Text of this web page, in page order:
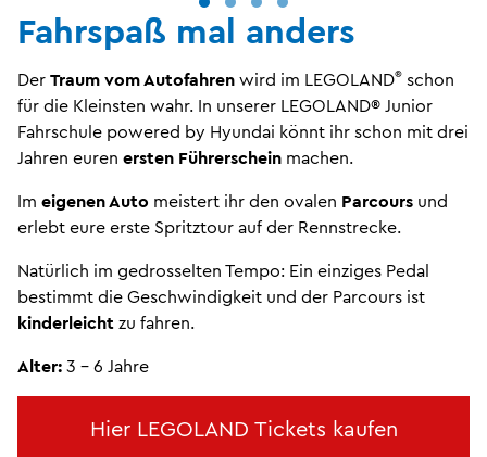
Fahrspaß mal anders
Der Traum vom Autofahren wird im LEGOLAND® schon
für die Kleinsten wahr. In unserer LEGOLAND® Junior
Fahrschule powered by Hyundai könnt ihr schon mit drei
Jahren euren ersten Führerschein machen.
Im eigenen Auto meistert ihr den ovalen Parcours und
erlebt eure erste Spritztour auf der Rennstrecke.
Natürlich im gedrosselten Tempo: Ein einziges Pedal
bestimmt die Geschwindigkeit und der Parcours ist
kinderleicht zu fahren.
Alter: 3 - 6 Jahre
Hier LEGOLAND Tickets kaufen